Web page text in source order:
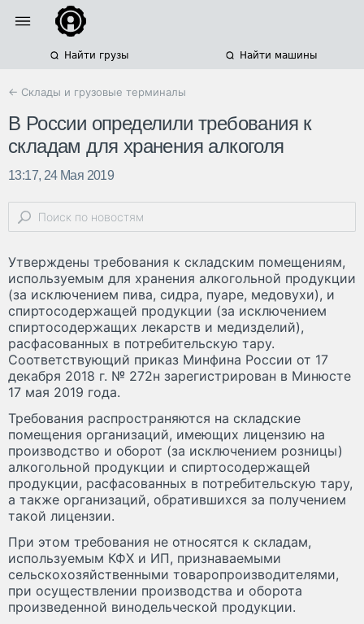
Найти грузы Найти машины
← Склады и грузовые терминалы
В России определили требования к
складам для хранения алкоголя
13:17, 24 Мая 2019
Утверждены требования к складским помещениям,
используемым для хранения алкогольной продукции
(за исключением пива, сидра, пуаре, медовухи), и
спиртосодержащей продукции (за исключением
спиртосодержащих лекарств и медизделий),
расфасованных в потребительскую тару.
Соответствующий приказ Минфина России от 17
декабря 2018 г. № 272н зарегистрирован в Минюсте
17 мая 2019 года.
Требования распространяются на складские
помещения организаций, имеющих лицензию на
производство и оборот (за исключением розницы)
алкогольной продукции и спиртосодержащей
продукции, расфасованных в потребительскую тару,
а также организаций, обратившихся за получением
такой лицензии.
При этом требования не относятся к складам,
используемым КФХ и ИП, признаваемыми
сельскохозяйственными товаропроизводителями,
при осуществлении производства и оборота
произведенной винодельческой продукции.